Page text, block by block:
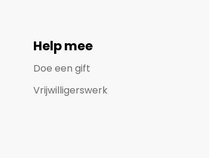
Help mee
Doe een gift
Vrijwilligerswerk